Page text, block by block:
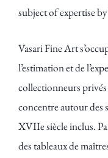
subject of expertise
Vasari Fine Art
l’estimation et de
collectionneurs privés
concentre autour des
XVIIe siècle inclus.
des tableaux de